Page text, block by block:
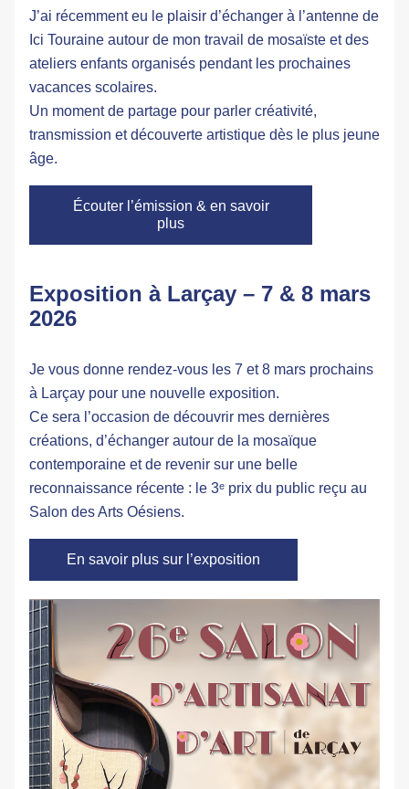
Ici Touraine
ateliers enfants organisés pendant les prochaines
vacances scolaires.
Un moment de partage pour parler créativité,
transmission et découverte artistique dès le plus jeune
âge.
Écouter l’émission & en savoir
plus
Exposition à Larçay – 7 & 8 mars
2026
Je vous donne rendez-vous les 7 et 8 mars prochains
à Larçay pour une nouvelle exposition.
Ce sera l’occasion de découvrir mes dernières
créations, d’échanger autour de la mosaïque
contemporaine et de revenir sur une belle
reconnaissance récente : le 3ᵉ prix du public reçu au
Salon des Arts Oésiens.
En savoir plus sur l’exposition